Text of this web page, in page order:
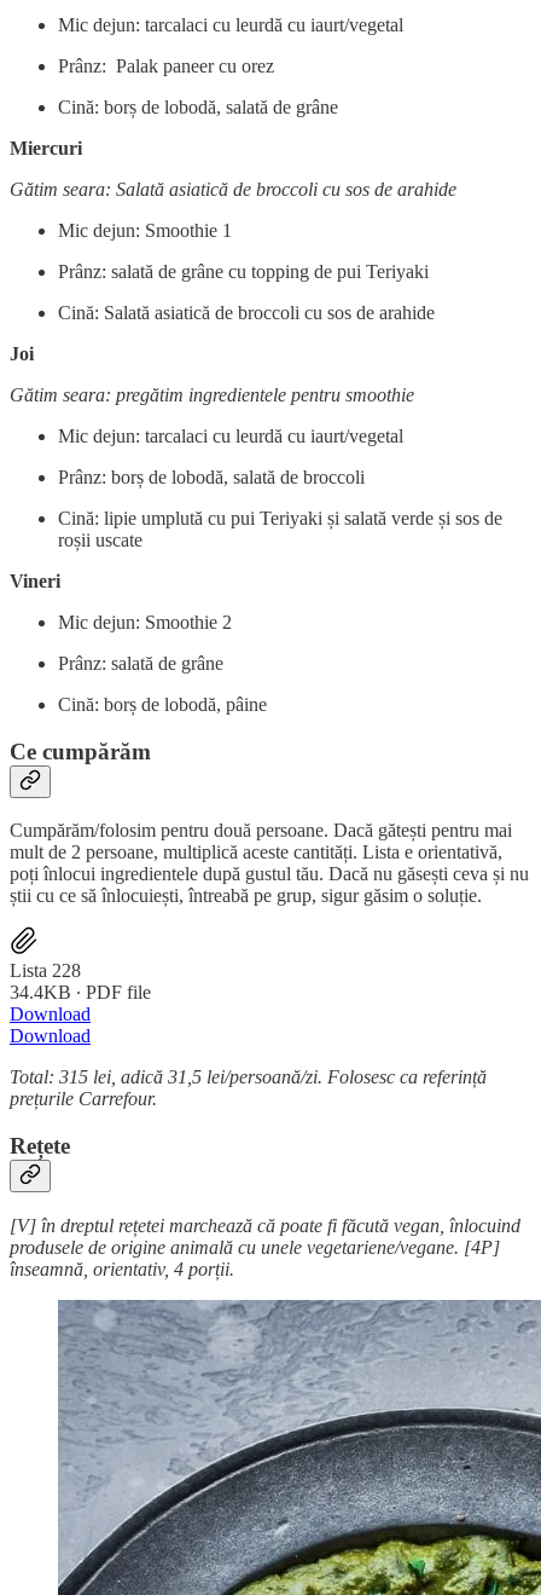
Mic dejun: tarcalaci cu leurdă cu iaurt/vegetal
Prânz: Palak paneer cu orez
Cină: borș de lobodă, salată de grâne
Miercuri
Gătim seara: Salată asiatică de broccoli cu sos de arahide
Mic dejun: Smoothie 1
Prânz: salată de grâne cu topping de pui Teriyaki
Cină: Salată asiatică de broccoli cu sos de arahide
Joi
Gătim seara: pregătim ingredientele pentru smoothie
Mic dejun: tarcalaci cu leurdă cu iaurt/vegetal
Prânz: borș de lobodă, salată de broccoli
Cină: lipie umplută cu pui Teriyaki și salată verde și sos de
roșii uscate
Vineri
Mic dejun: Smoothie 2
Prânz: salată de grâne
Cină: borș de lobodă, pâine
Ce cumpărăm
Cumpărăm/folosim pentru două persoane. Dacă gătești pentru mai
mult de 2 persoane, multiplică aceste cantități. Lista e orientativă,
poți înlocui ingredientele după gustul tău. Dacă nu găsești ceva și nu
știi cu ce să înlocuiești, întreabă pe grup, sigur găsim o soluție.
Lista 228
34.4KB ∙ PDF file
Download
Download
Total: 315 lei, adică 31,5 lei/persoană/zi. Folosesc ca referință
prețurile Carrefour.
Rețete
[V] în dreptul rețetei marchează că poate fi făcută vegan, înlocuind
produsele de origine animală cu unele vegetariene/vegane. [4P]
înseamnă, orientativ, 4 porții.